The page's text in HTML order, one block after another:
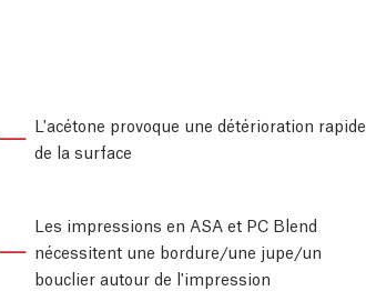
L'acétone provoque une détérioration rapide
de la surface
Les impressions en ASA et PC Blend
nécessitent une bordure/une jupe/un
bouclier autour de l'impression